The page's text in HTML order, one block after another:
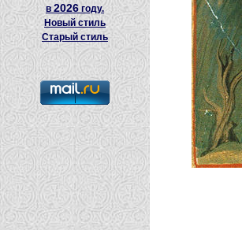
в2026 году.
Новый стиль
Старый стиль